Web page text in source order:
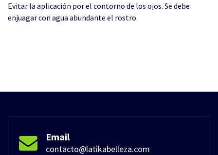
Evitar la aplicación por el contorno de los ojos. Se debe
enjuagar con agua abundante el rostro.
Email
contacto@latikabelleza.com